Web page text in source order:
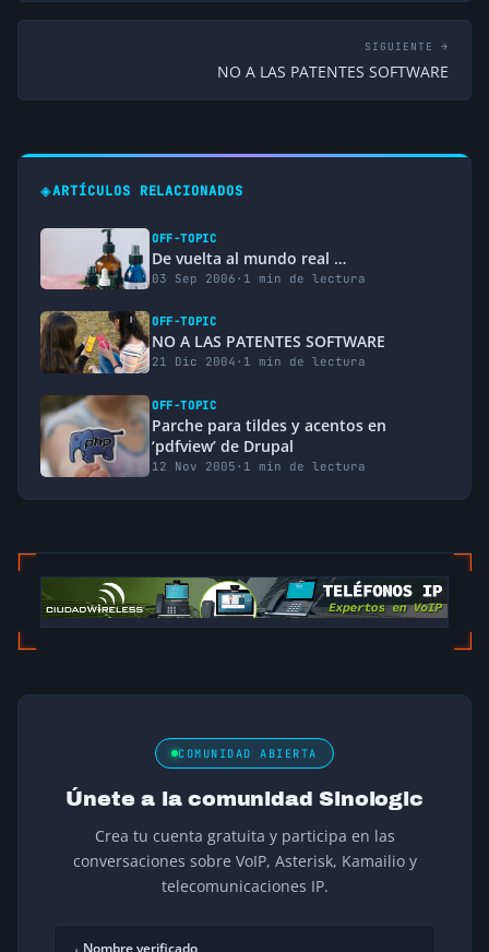
SIGUIENTE →
NO A LAS PATENTES SOFTWARE
◈ARTÍCULOS RELACIONADOS
OFF-TOPIC
De vuelta al mundo real …
03 Sep 2006 · 1 min de lectura
OFF-TOPIC
NO A LAS PATENTES SOFTWARE
21 Dic 2004 · 1 min de lectura
OFF-TOPIC
Parche para tildes y acentos en
‘pdfview’ de Drupal
12 Nov 2005 · 1 min de lectura
COMUNIDAD ABIERTA
Únete a la comunidad Sinologic
Crea tu cuenta gratuita y participa en las
conversaciones sobre VoIP, Asterisk, Kamailio y
telecomunicaciones IP.
Nombre verificado